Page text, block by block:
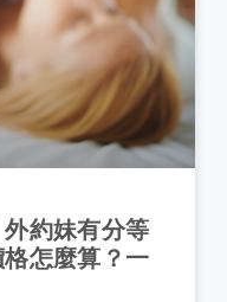
約妹有分等
怎麼算？一